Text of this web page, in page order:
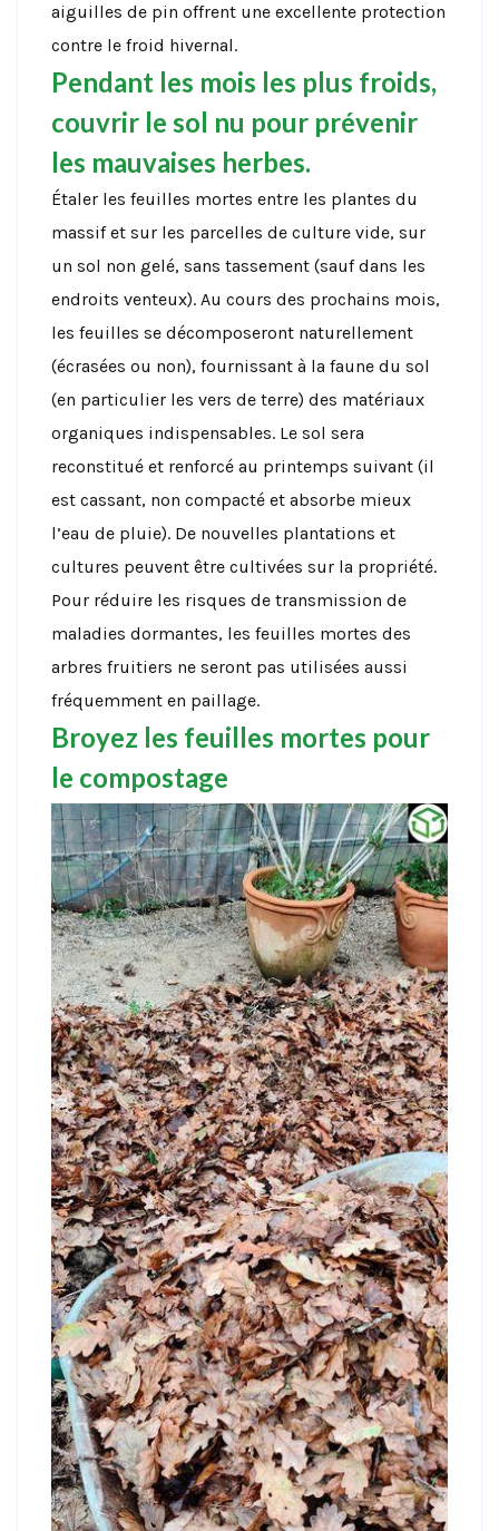
aiguilles de pin offrent une excellente protection
contre le froid hivernal.
Pendant les mois les plus froids,
couvrir le sol nu pour prévenir
les mauvaises herbes.
Étaler les feuilles mortes entre les plantes du
massif et sur les parcelles de culture vide, sur
un sol non gelé, sans tassement (sauf dans les
endroits venteux). Au cours des prochains mois,
les feuilles se décomposeront naturellement
(écrasées ou non), fournissant à la faune du sol
(en particulier les vers de terre) des matériaux
organiques indispensables. Le sol sera
reconstitué et renforcé au printemps suivant (il
est cassant, non compacté et absorbe mieux
l’eau de pluie). De nouvelles plantations et
cultures peuvent être cultivées sur la propriété.
Pour réduire les risques de transmission de
maladies dormantes, les feuilles mortes des
arbres fruitiers ne seront pas utilisées aussi
fréquemment en paillage.
Broyez les feuilles mortes pour
le compostage